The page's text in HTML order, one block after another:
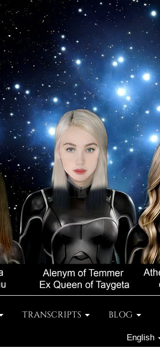
TRANSCRIPTS BLOG
English